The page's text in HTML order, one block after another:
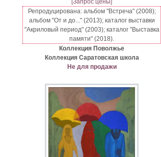
Репродуцирована: альбом "Встреча" (2008);
альбом "От и до..." (2013); каталог выставки
"Акриловый период" (2003); каталог "Выставка
памяти" (2018).
Коллекция Поволжье
Коллекция Саратовская школа
Не для продажи